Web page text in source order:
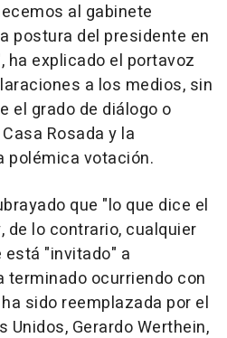
al gabinete
postura del presidente en
explicado el portavoz
a los medios, sin
el grado de diálogo o
Rosada y la
polémica votación.
que "lo que dice el
de lo contrario, cualquier
"invitado" a
terminado ocurriendo con
sido reemplazada por el
Unidos, Gerardo Werthein,